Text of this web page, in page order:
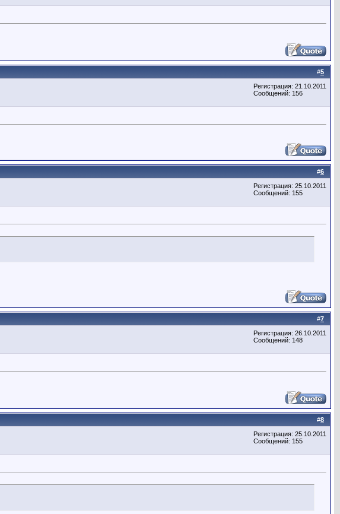
#5
Регистрация: 21.10.2011
Сообщений: 156
#6
Регистрация: 25.10.2011
Сообщений: 155
#7
Регистрация: 26.10.2011
Сообщений: 148
#8
Регистрация: 25.10.2011
Сообщений: 155